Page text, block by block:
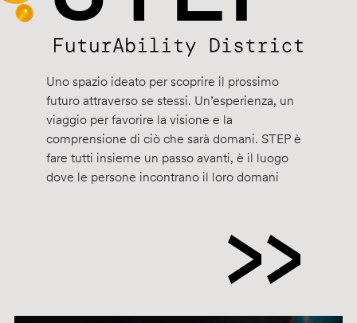
Uno spazio ideato per scoprire il prossimo
futuro attraverso se stessi. Un’esperienza, un
viaggio per favorire la visione e la
comprensione di ciò che sarà domani. STEP è
fare tutti insieme un passo avanti, è il luogo
dove le persone incontrano il loro domani